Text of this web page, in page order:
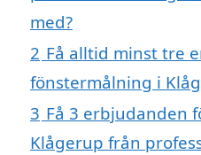
med?
2 Få alltid minst tre
fönstermålning i
3 Få 3 erbjudanden
Klågerup från